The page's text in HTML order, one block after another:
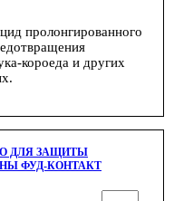
пролонгированного
короеда и других
ДЛЯ ЗАЩИТЫ
ФУД-КОНТАКТ